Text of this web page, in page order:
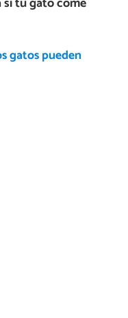
gatos pueden